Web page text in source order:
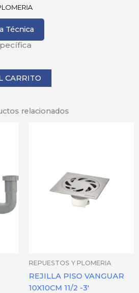
Técnica
CARRITO
relacionados
REPUESTOS Y PLOMERIA
REJILLA PISO VANGUAR
10X10CM 11/2 -3′